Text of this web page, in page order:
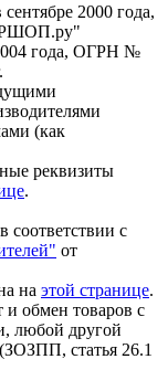
2000 года,
года, ОГРН №
(как
реквизиты
.
соответствии с
от
на этой странице.
и обмен товаров с
любой другой
статья 26.1